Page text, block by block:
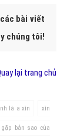
bài viết
chúng tôi!
lại trang chủ
là a xìn xìn
bản sao của